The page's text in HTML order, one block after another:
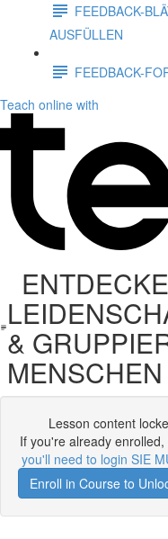
FEEDBACK-
AUSFÜLLEN
FEEDBACK-
Teach online with
&
MENSCHEN
Lesson content
If you're already enrolled,
you'll need to login SIE
Enroll in Course to